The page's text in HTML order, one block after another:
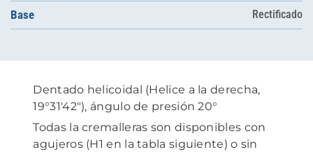
Base Rectificado
Dentado helicoidal (Helice a la derecha,
19°31'42"), ángulo de presión 20°
Todas la cremalleras son disponibles con
agujeros (H1 en la tabla siguiente) o sin